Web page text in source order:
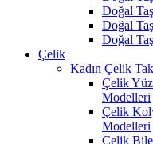
Doğal
Doğal
Doğal
Çelik
Kadın Çelik
Çelik
Modelleri
Çelik
Modelleri
Çelik